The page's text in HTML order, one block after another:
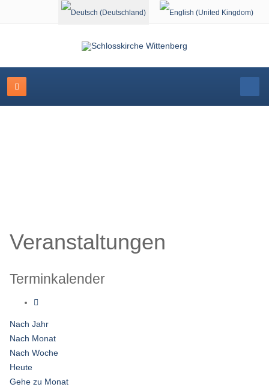
Sprache auswählen
Veranstaltungen
Terminkalender
Nach Jahr
Nach Monat
Nach Woche
Heute
Gehe zu Monat